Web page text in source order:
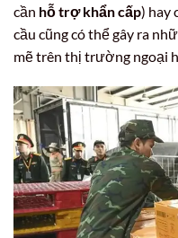
cần hỗ trợ khẩn cấp) hay
cầu cũng có thể gây ra
mẽ trên thị trường ngoại